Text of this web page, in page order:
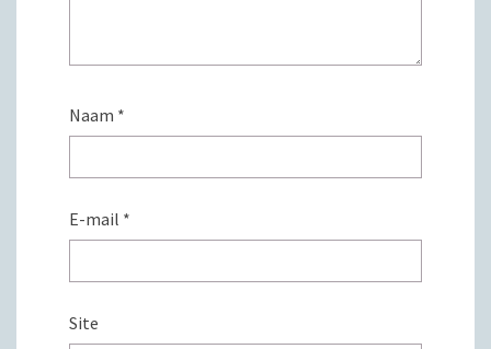
Naam *
E-mail *
Site